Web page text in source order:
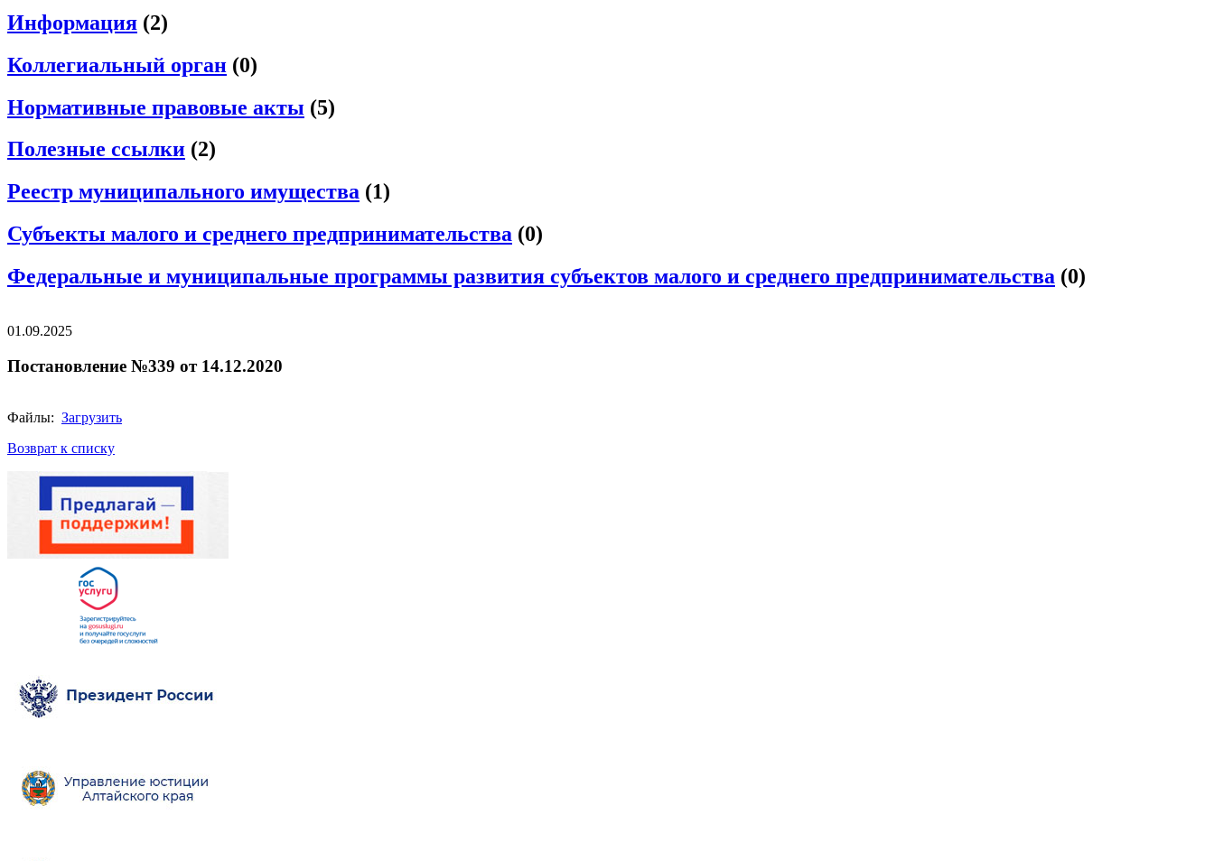
Информация (2)
Коллегиальный орган (0)
Нормативные правовые акты (5)
Полезные ссылки (2)
Реестр муниципального имущества (1)
Субъекты малого и среднего предпринимательства (0)
Федеральные и муниципальные программы развития субъектов малого и среднего предпринимательства (0)
01.09.2025
Постановление №339 от 14.12.2020
Файлы: Загрузить
Возврат к списку